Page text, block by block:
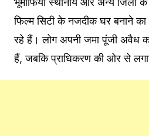
फिल्म सिटी के नजदीक घर बनाने
रहे हैं। लोग अपनी जमा पूंजी अवैध
हैं, जबकि प्राधिकरण की ओर से